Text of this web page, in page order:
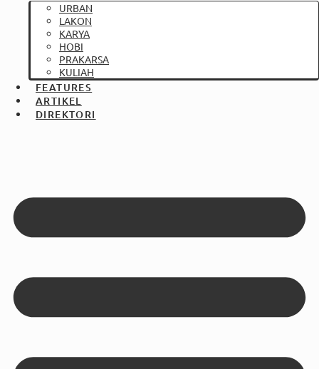
URBAN
LAKON
KARYA
HOBI
PRAKARSA
KULIAH
FEATURES
ARTIKEL
DIREKTORI